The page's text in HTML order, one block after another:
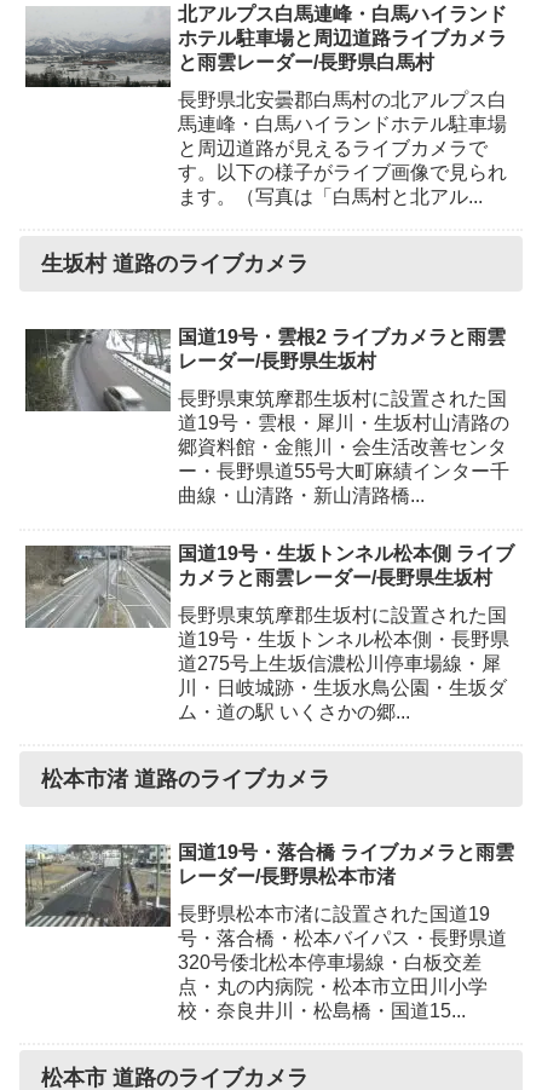
北アルプス白馬連峰・白馬ハイランド
ホテル駐車場と周辺道路ライブカメラ
と雨雲レーダー/長野県白馬村
長野県北安曇郡白馬村の北アルプス白
馬連峰・白馬ハイランドホテル駐車場
と周辺道路が見えるライブカメラで
す。以下の様子がライブ画像で見られ
ます。（写真は「白馬村と北アル...
生坂村 道路のライブカメラ
国道19号・雲根2 ライブカメラと雨雲
レーダー/長野県生坂村
長野県東筑摩郡生坂村に設置された国
道19号・雲根・犀川・生坂村山清路の
郷資料館・金熊川・会生活改善センタ
ー・長野県道55号大町麻績インター千
曲線・山清路・新山清路橋...
国道19号・生坂トンネル松本側 ライブ
カメラと雨雲レーダー/長野県生坂村
長野県東筑摩郡生坂村に設置された国
道19号・生坂トンネル松本側・長野県
道275号上生坂信濃松川停車場線・犀
川・日岐城跡・生坂水鳥公園・生坂ダ
ム・道の駅 いくさかの郷...
松本市渚 道路のライブカメラ
国道19号・落合橋 ライブカメラと雨雲
レーダー/長野県松本市渚
長野県松本市渚に設置された国道19
号・落合橋・松本バイパス・長野県道
320号倭北松本停車場線・白板交差
点・丸の内病院・松本市立田川小学
校・奈良井川・松島橋・国道15...
松本市 道路のライブカメラ